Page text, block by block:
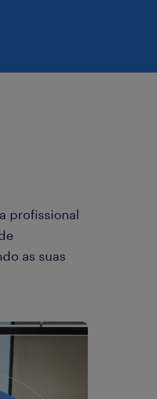
profissional
as suas